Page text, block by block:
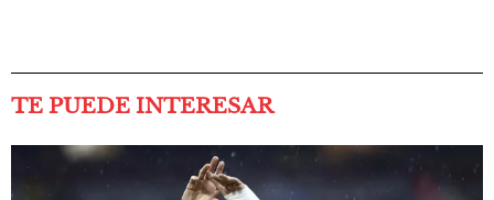
TE PUEDE INTERESAR